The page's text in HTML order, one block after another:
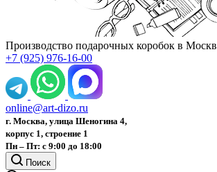
Производство подарочных коробок в
+7 (925) 976-16-00
online@art-dizo.ru
г. Москва, улица Шеногина 4,
корпус 1, строение 1
Пн – Пт: с 9:00 до 18:00
Поиск